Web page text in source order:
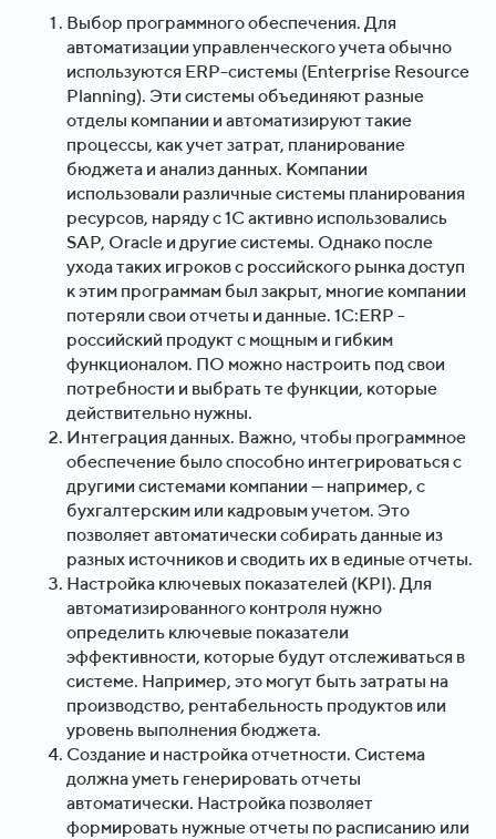
Выбор программного обеспечения. Для
автоматизации управленческого учета обычно
используются ERP-системы (Enterprise Resource
Planning). Эти системы объединяют разные
отделы компании и автоматизируют такие
процессы, как учет затрат, планирование
бюджета и анализ данных. Компании
использовали различные системы планирования
ресурсов, наряду с 1C активно использовались
SAP, Oracle и другие системы. Однако после
ухода таких игроков с российского рынка доступ
к этим программам был закрыт, многие компании
потеряли свои отчеты и данные. 1С:ERP -
российский продукт с мощным и гибким
функционалом. ПО можно настроить под свои
потребности и выбрать те функции, которые
действительно нужны.
Интеграция данных. Важно, чтобы программное
обеспечение было способно интегрироваться с
другими системами компании — например, с
бухгалтерским или кадровым учетом. Это
позволяет автоматически собирать данные из
разных источников и сводить их в единые отчеты.
Настройка ключевых показателей (KPI). Для
автоматизированного контроля нужно
определить ключевые показатели
эффективности, которые будут отслеживаться в
системе. Например, это могут быть затраты на
производство, рентабельность продуктов или
уровень выполнения бюджета.
Создание и настройка отчетности. Система
должна уметь генерировать отчеты
автоматически. Настройка позволяет
формировать нужные отчеты по расписанию или